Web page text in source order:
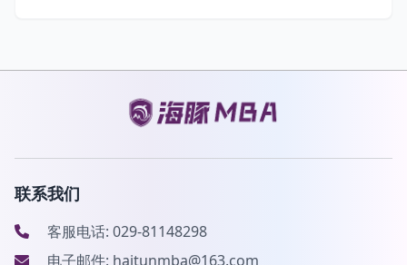
联系我们
客服电话: 029-81148298
电子邮件: haitunmba@163.com